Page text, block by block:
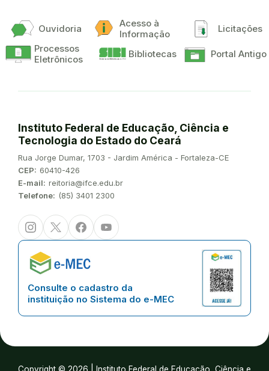
Ouvidoria
Acesso à
Informação
Licitações
Processos
Eletrônicos
Bibliotecas Portal Antigo
Instituto Federal de Educação, Ciência e
Tecnologia do Estado do Ceará
Endereço:
Rua Jorge Dumar, 1703 - Jardim América - Fortaleza-CE
CEP: 60410-426
E-mail: reitoria@ifce.edu.br
Telefone: (85) 3401 2300
InstagramTwitter/XFacebookYoutube
Consulte o cadastro da
instituição no Sistema do e-MEC
Copyright © 2026 | Instituto Federal de Educação, Ciência e